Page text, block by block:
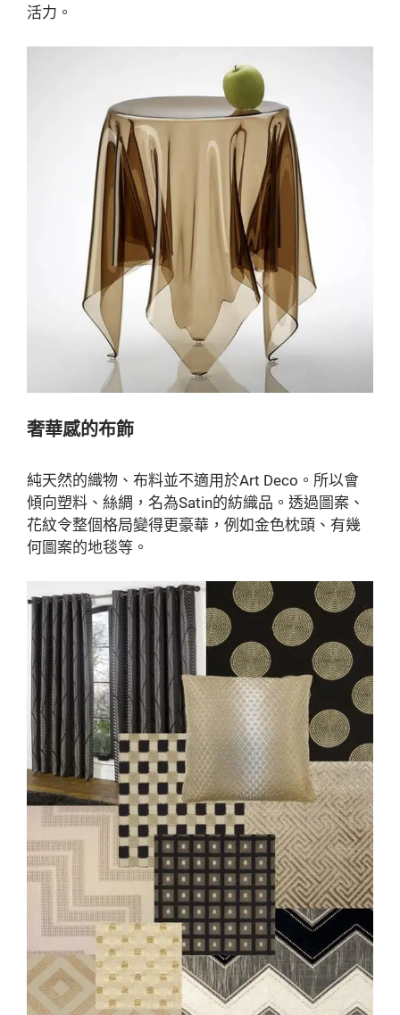
活力。
奢華感的布飾
純天然的織物、布料並不適用於Art Deco。所以會
傾向塑料、絲綢，名為Satin的紡織品。透過圖案、
花紋令整個格局變得更豪華，例如金色枕頭、有幾
何圖案的地毯等。